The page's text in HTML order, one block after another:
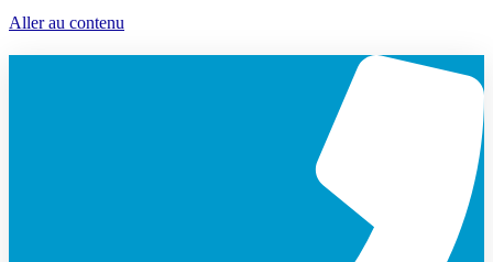
Aller au contenu